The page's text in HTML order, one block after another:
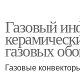
Газовый
газовых
Газовые